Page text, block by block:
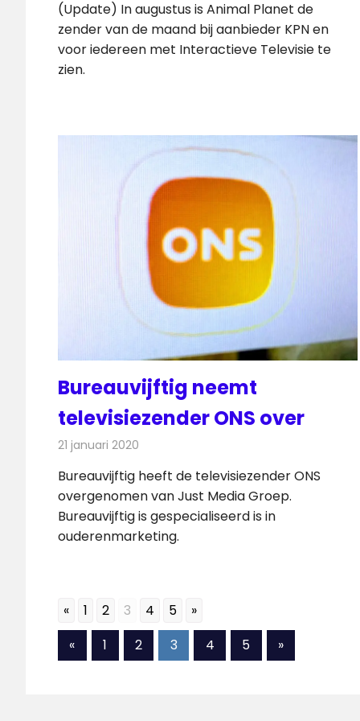
(Update) In augustus is Animal Planet de
zender van de maand bij aanbieder KPN en
voor iedereen met Interactieve Televisie te
zien.
Bureauvijftig neemt
televisiezender ONS over
21 januari 2020
Bureauvijftig heeft de televisiezender ONS
overgenomen van Just Media Groep.
Bureauvijftig is gespecialiseerd is in
ouderenmarketing.
« 1 2 3 4 5 »
Berichten
«Vorige
berichten
1 2 3 4 5
Volgende
berichten
»